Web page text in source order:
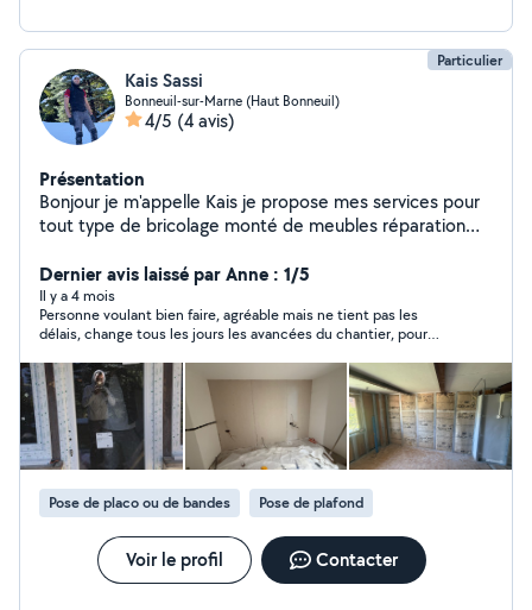
Particulier
Kais Sassi
Bonneuil-sur-Marne (Haut Bonneuil)
4/5 (4 avis)
Présentation
Bonjour je m'appelle Kais je propose mes services pour
tout type de bricolage monté de meubles réparation
domicile etc. J'ai de l'expérience plus de 7ans dans ce
domaine Je suis motivé et sérieux Je travail proprement
avec une bonne finition et avec soin Je m'adapte à vous
besoin N'hésitez pas à me contacter pour toute
demande
Dernier avis laissé par Anne : 1/5
Il y a 4 mois
Personne voulant bien faire, agréable mais ne tient pas les
délais, change tous les jours les avancées du chantier, pour
se retrouve avec des cloques au plafond et des traces sur les
murs, Il s'entoure de personne non compétente, Il a accepté de
prendre un chantier avec le fait de monter un meuble encastré
et remettre les portes de cuisine mais rien n'est fait
proprement Je recommanderai uniquement pour de petites
surfaces en peinture et vérifier bien les délais de chantier
Pose de placo ou de bandes
Pose de plafond
Voir le profil Contacter